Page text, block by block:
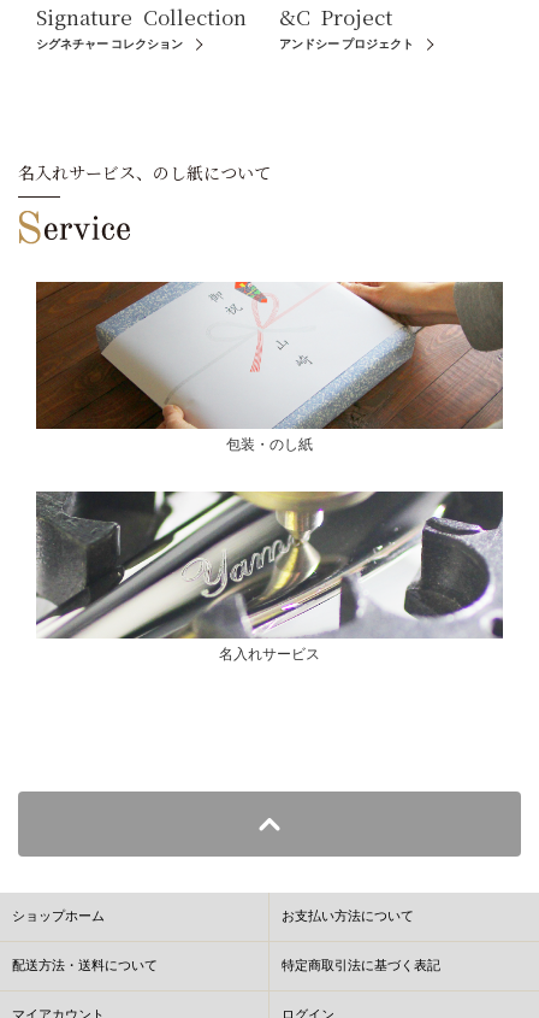
Signature Collection
シグネチャー コレクション
&C Project
アンドシー プロジェクト
名入れサービス、のし紙について
包装・のし紙
名入れサービス
ショップホーム お支払い方法について
配送方法・送料について 特定商取引法に基づく表記